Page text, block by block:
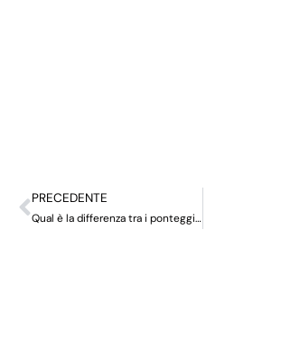
PRECEDENTE
Qual è la differenza tra i ponteggi Ringlock e i ponteggi Cuplock?